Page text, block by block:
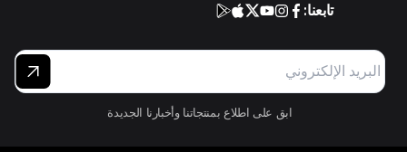
تابعنا:
ابق على اطلاع بمنتجاتنا وأخبارنا الجديدة